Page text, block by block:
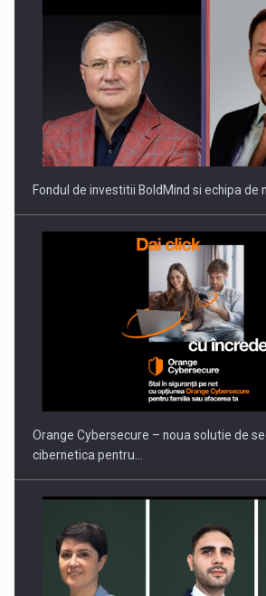
Fondul de investitii BoldMind si echipa de
Orange Cybersecure – noua solutie de
cibernetica pentru…